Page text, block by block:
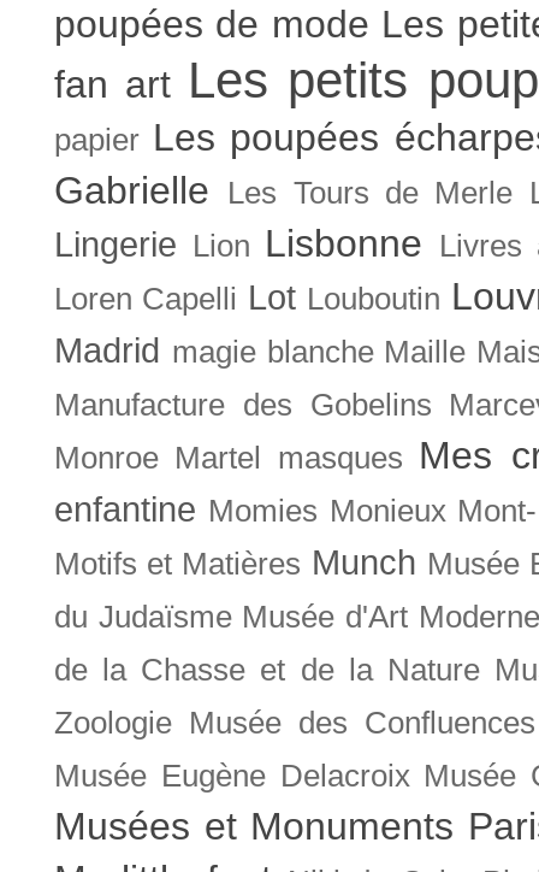
poupées de mode Les
fan art Les petits
papier Les poupées
Gabrielle
Les Tours de Merle
Lingerie Lion Lisbonne
Livres
Loren Capelli Lot Louboutin
Madrid magie blanche Maille
Manufacture des Gobelins
Monroe Martel masques Mes
enfantine Momies Monieux
Motifs et Matières Munch Musée
du Judaïsme Musée d'Art
de la Chasse et de la Nature
Zoologie Musée des Confluences
Musée Eugène Delacroix Musée
Musées et Monuments